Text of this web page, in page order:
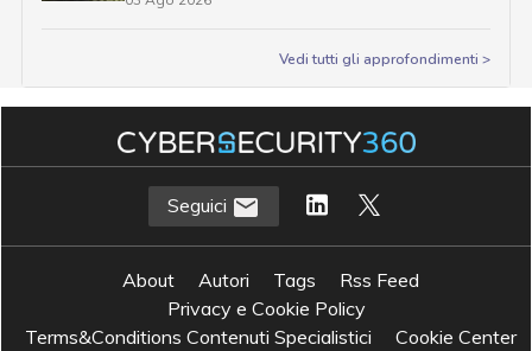
Vedi tutti gli approfondimenti >
Seguici
About Autori Tags
Rss Feed
Privacy e Cookie Policy
Terms&Conditions Contenuti Specialistici
Cookie Center